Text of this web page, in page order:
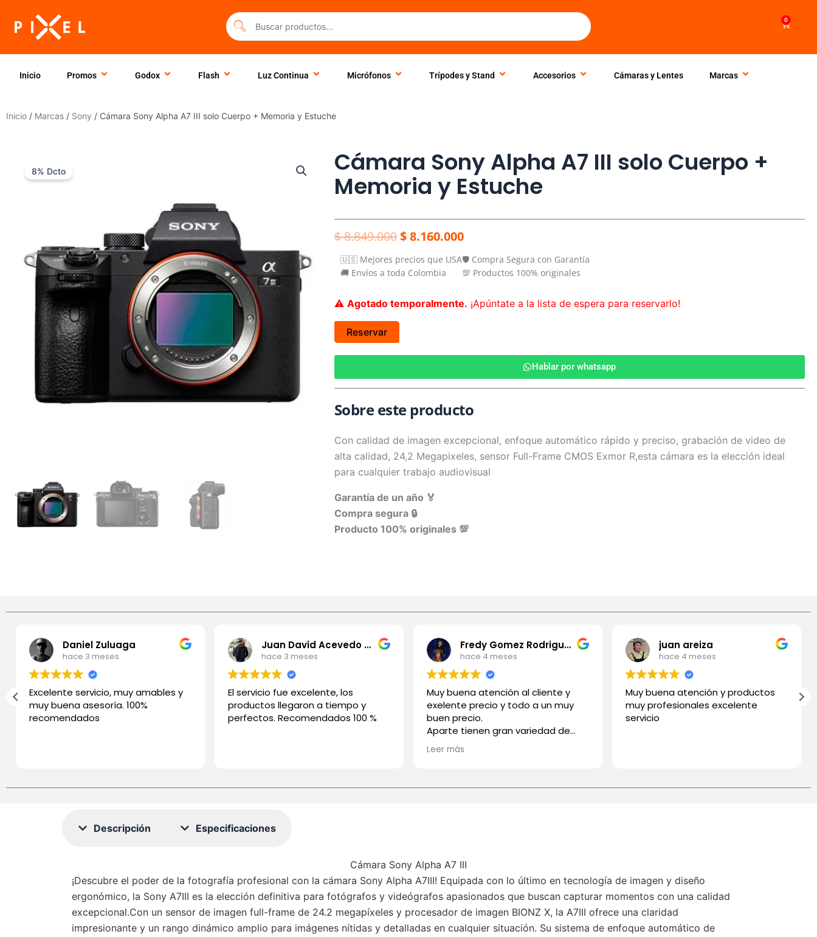
contenido
0
Cart
Inicio Promos Godox Flash Luz Continua Micrófonos Trípodes y Stand Accesorios Cámaras y Lentes Marcas
Inicio / Marcas / Sony / Cámara Sony Alpha A7 III solo Cuerpo + Memoria y Estuche
8% Dcto Cámara Sony Alpha A7 III solo Cuerpo +
Memoria y Estuche
$8.849.000 El
original
$ 8.849.000.
$8.160.000El
actual
$ 8.160.000.
🇺🇸 Mejores precios que USA
🚚 Envíos a toda Colombia
🛡️ Compra Segura con Garantía
💯 Productos 100% originales
⚠️ Agotado temporalmente. ¡Apúntate a la lista de espera para reservarlo!
Reservar
Hablar por whatsapp
Sobre este producto
Con calidad de imagen excepcional, enfoque automático rápido y preciso, grabación de video de
alta calidad, 24,2 Megapixeles, sensor Full-Frame CMOS Exmor R,esta cámara es la elección ideal
para cualquier trabajo audiovisual
Garantía de un año 🏅
Compra segura 🔒
Producto 100% originales 💯
Daniel Zuluaga
hace 3 meses
Excelente servicio, muy amables y
muy buena asesoría. 100%
recomendados
Juan David Acevedo Rios
hace 3 meses
El servicio fue excelente, los
productos llegaron a tiempo y
perfectos. Recomendados 100 %
Fredy Gomez Rodriguez
hace 4 meses
Muy buena atención al cliente y
exelente precio y todo a un muy
buen precio.
Aparte tienen gran variedad de
medios de pago
Leer más
juan areiza
hace 4 meses
Muy buena atención y productos
muy profesionales excelente
servicio
Descripción Especificaciones
Cámara Sony Alpha A7 III
¡Descubre el poder de la fotografía profesional con la cámara Sony Alpha A7III! Equipada con lo último en tecnología de imagen y diseño
ergonómico, la Sony A7III es la elección definitiva para fotógrafos y videógrafos apasionados que buscan capturar momentos con una calidad
excepcional.Con un sensor de imagen full-frame de 24.2 megapíxeles y procesador de imagen BIONZ X, la A7III ofrece una claridad
impresionante y un rango dinámico amplio para imágenes nítidas y detalladas en cualquier situación. Su sistema de enfoque automático de